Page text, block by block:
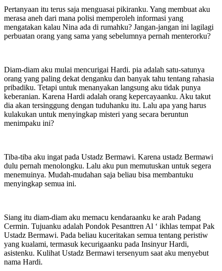
Pertanyaan itu terus saja menguasai pikiranku. Yang membuat aku
merasa aneh dari mana polisi memperoleh informasi yang
mengatakan kalau Nina ada di rumahku? Jangan-jangan ini lagilagi
perbuatan orang yang sama yang sebelumnya pernah menterorku?
Diam-diam aku mulai mencurigai Hardi. pia adalah satu-satunya
orang yang paling dekat denganku dan banyak tahu tentang rahasia
pribadiku. Tetapi untuk menanyakan langsung aku tidak punya
keberanian. Karena Hardi adalah orang kepercayaanku. Aku takut
dia akan tersinggung dengan tuduhanku itu. Lalu apa yang harus
kulakukan untuk menyingkap misteri yang secara beruntun
menimpaku ini?
Tiba-tiba aku ingat pada Ustadz Bermawi. Karena ustadz Bermawi
dulu pernah menolongku. Lalu aku pun memutuskan untuk segera
menemuinya. Mudah-mudahan saja beliau bisa membantuku
menyingkap semua ini.
Siang itu diam-diam aku memacu kendaraanku ke arah Padang
Cermin. Tujuanku adalah Pondok Pesanttren Al ‘ ikhlas tempat Pak
Ustadz Bermawi. Pada beliau kuceritakan semua tentang peristiw
yang kualami, termasuk kecurigaanku pada Insinyur Hardi,
asistenku. Kulihat Ustadz Bermawi tersenyum saat aku menyebut
nama Hardi.